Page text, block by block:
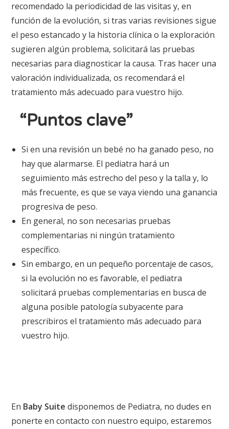
recomendado la periodicidad de las visitas y, en
función de la evolución, si tras varias revisiones sigue
el peso estancado y la historia clínica o la exploración
sugieren algún problema, solicitará las pruebas
necesarias para diagnosticar la causa. Tras hacer una
valoración individualizada, os recomendará el
tratamiento más adecuado para vuestro hijo.
“Puntos clave”
Si en una revisión un bebé no ha ganado peso, no
hay que alarmarse. El pediatra hará un
seguimiento más estrecho del peso y la talla y, lo
más frecuente, es que se vaya viendo una ganancia
progresiva de peso.
En general, no son necesarias pruebas
complementarias ni ningún tratamiento
específico.
Sin embargo, en un pequeño porcentaje de casos,
si la evolución no es favorable, el pediatra
solicitará pruebas complementarias en busca de
alguna posible patología subyacente para
prescribiros el tratamiento más adecuado para
vuestro hijo.
En Baby Suite disponemos de Pediatra, no dudes en
ponerte en contacto con nuestro equipo, estaremos